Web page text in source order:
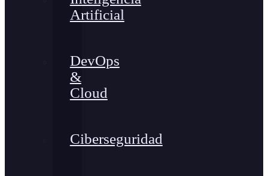
Artificial
DevOps
&
Cloud
Ciberseguridad